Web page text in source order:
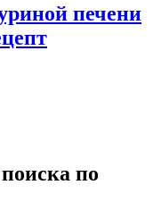
печени
по